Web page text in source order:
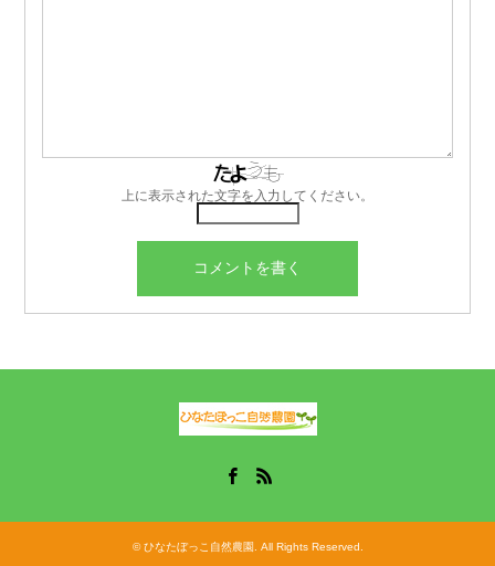
上に表示された文字を入力してください。
©ひなたぼっこ自然農園 . All Rights Reserved.